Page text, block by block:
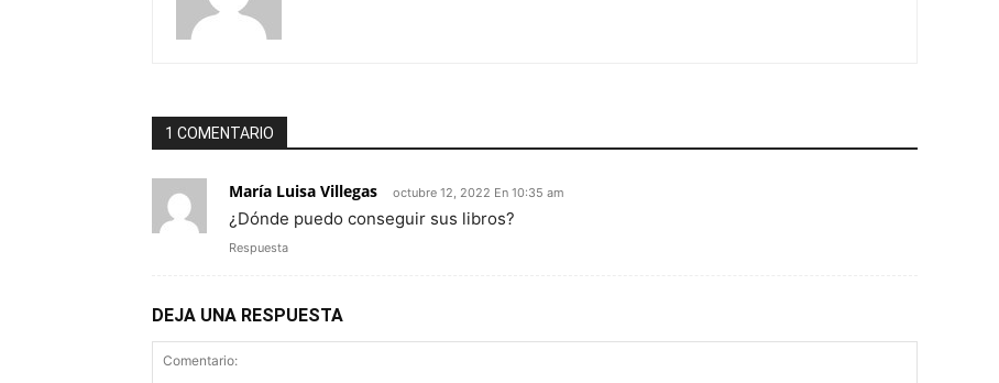
1 COMENTARIO
María Luisa Villegas octubre 12, 2022 En 10:35 am
¿Dónde puedo conseguir sus libros?
Respuesta
DEJA UNA RESPUESTA